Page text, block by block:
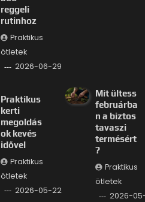
reggeli
rutinhoz
Praktikus
ötletek
2026-06-29
Praktikus
kerti
megoldás
ok kevés
idővel
Praktikus
ötletek
2026-05-22
Mit ültess
februárba
n a biztos
tavaszi
termésért
?
Praktikus
ötletek
2026-